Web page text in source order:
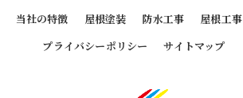
当社の特徴 屋根塗装 防水工事 屋根工事
プライバシーポリシー
サイトマップ